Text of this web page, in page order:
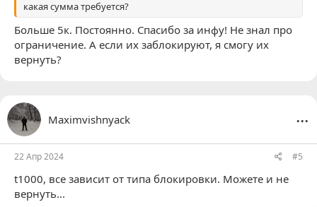
какая сумма требуется?
Больше 5к. Постоянно. Спасибо за инфу! Не знал про
ограничение. А если их заблокируют, я смогу их
вернуть?
Maximvishnyack ...
22 Апр 2024 #5
t1000, все зависит от типа блокировки. Можете и не
вернуть...